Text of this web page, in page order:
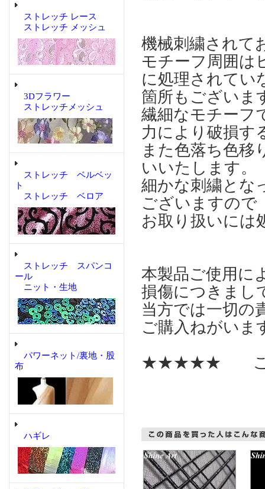
ストレッチ レース
ストレッチ メッシュ
3Dフラワー
ストレッチメッシュ
ストレッチ ベルベッ
ト
ストレッチ ベロア
ストレッチ スパンコ
ール
ニット・生地
パワーネット/裏地・股
布
ハギレ
機械刺繍され
モチーフ周囲は
に処理されてい
箇所もございま
繊細なモチーフ
力により破損す
また色落ち色移
いいたします。
細かな刺繍とな
ございますので
お取り扱いには
本製品ご使用に
損傷につきまし
当方では一切の
ご購入ねがいま
★★★★★ こ